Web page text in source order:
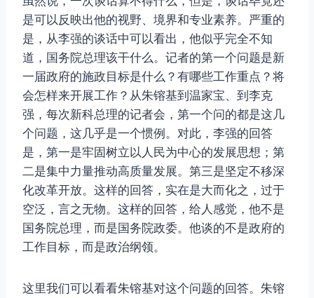
是可以反映出他的视野、境界和专业素养。严重的
是，从李强的谈话中可以看出，他似乎完全不知
道，国务院总理该干什么。记者的第一个问题是新
一届政府的施政目标是什么？有哪些工作重点？将
会怎样来开展工作？从朱镕基到温家宝、到李克
强，每次新科总理的记者会，第一个问的都是这几
个问题，这几乎是一个惯例。对此，李强的回答
是，第一是牢固树立以人民为中心的发展思想；第
二是集中力量推动高质量发展。第三是坚定不移深
化改革开放。这样的回答，实在是大而化之，过于
空泛，言之无物。这样的回答，给人感觉，他不是
国务院总理，而是国务院政委。他谈的不是政府的
工作目标，而是政治纲领。
这里我们可以看看朱镕基对这个问题的回答。朱镕